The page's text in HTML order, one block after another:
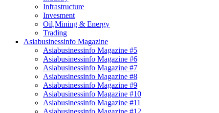
Infrastructure
Invesment
Oil,Mining & Energy
Trading
Asiabusinessinfo Magazine
Asiabusinessinfo Magazine #5
Asiabusinessinfo Magazine #6
Asiabusinessinfo Magazine #7
Asiabusinessinfo Magazine #8
Asiabusinessinfo Magazine #9
Asiabusinessinfo Magazine #10
Asiabusinessinfo Magazine #11
Asiabusinessinfo Magazine #12